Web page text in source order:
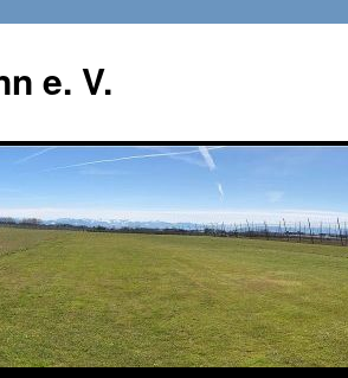
e. V.